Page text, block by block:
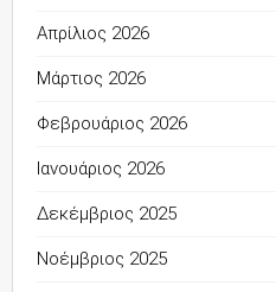
Απρίλιος 2026
Μάρτιος 2026
Φεβρουάριος 2026
Ιανουάριος 2026
Δεκέμβριος 2025
Νοέμβριος 2025